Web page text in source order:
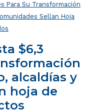
Para Su Transformación
Sellan Hoja
$6,3
alcaldías y
hoja de